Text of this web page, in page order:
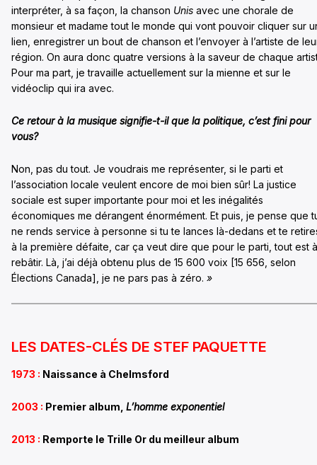
interpréter, à sa façon, la chanson Unis avec une chorale de
monsieur et madame tout le monde qui vont pouvoir cliquer sur
lien, enregistrer un bout de chanson et l’envoyer à l’artiste de
région. On aura donc quatre versions à la saveur de chaque
Pour ma part, je travaille actuellement sur la mienne et sur le
vidéoclip qui ira avec.
Ce retour à la musique signifie-t-il que la politique, c’est fini pour
vous?
Non, pas du tout. Je voudrais me représenter, si le parti et
l’association locale veulent encore de moi bien sûr! La justice
sociale est super importante pour moi et les inégalités
économiques me dérangent énormément. Et puis, je pense que
ne rends service à personne si tu te lances là-dedans et te
à la première défaite, car ça veut dire que pour le parti, tout est à
rebâtir. Là, j’ai déjà obtenu plus de 15 600 voix [15 656, selon
Élections Canada], je ne pars pas à zéro. »
LES DATES-CLÉS DE STEF PAQUETTE
1973 : Naissance à Chelmsford
2003 : Premier album, L’homme exponentiel
2013 : Remporte le Trille Or du meilleur album